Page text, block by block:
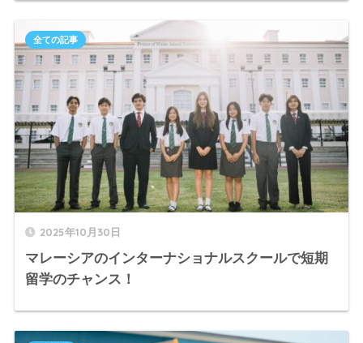
2025年10月30日
マレーシアのインターナショナルスクールで短期
留学のチャンス！
全ての記事